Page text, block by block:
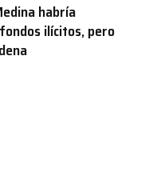
habría
ilícitos, pero